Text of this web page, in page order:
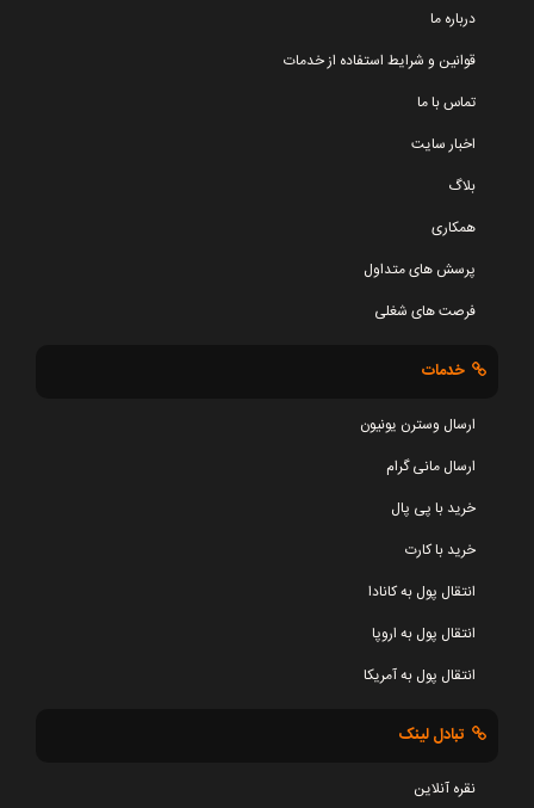
درباره ما
قوانین و شرایط استفاده از خدمات
تماس با ما
اخبار سایت
بلاگ
همکاری
پرسش های متداول
فرصت های شغلی
خدمات
ارسال وسترن یونیون
ارسال مانی گرام
خرید با پی پال
خرید با کارت
انتقال پول به کانادا
انتقال پول به اروپا
انتقال پول به آمریکا
تبادل لینک
نقره آنلاین